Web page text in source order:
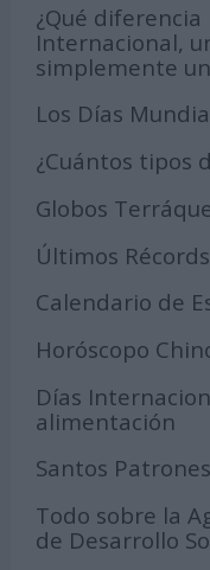
¿Qué
Internacional,
simplemente un
Los Días
¿Cuántos tipos
Globos
Últimos
Calendario de
Horóscopo
Días
alimentación
Santos
Todo sobre la
de Desarrollo